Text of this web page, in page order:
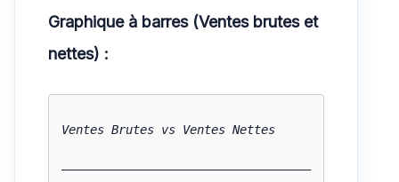
Graphique à barres (Ventes brutes et
nettes) :
Ventes Brutes vs Ventes Nettes